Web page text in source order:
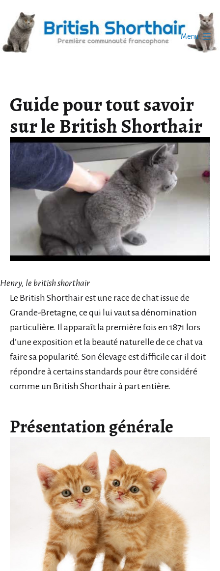
contenu
Menu
Guide pour tout savoir
sur le British Shorthair
Henry, le british shorthair
Le British Shorthair est une race de chat issue de
Grande-Bretagne, ce qui lui vaut sa dénomination
particulière. Il apparaît la première fois en 1871 lors
d’une exposition et la beauté naturelle de ce chat va
faire sa popularité. Son élevage est difficile car il doit
répondre à certains standards pour être considéré
comme un British Shorthair à part entière.
Présentation générale